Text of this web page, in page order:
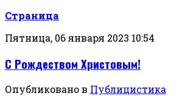
Страница
Пятница, 06 января 2023 10:54
С Рождеством Христовым!
Опубликовано в Публицистика